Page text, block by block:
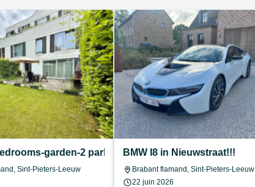
garden-2 parking spots
Sint-Pieters-Leeuw
BMW I8 in Nieuwstraat!!!
Brabant flamand, Sint-Pieters-Leeuw
22 juin 2026